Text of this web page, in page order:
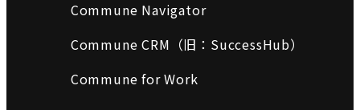
Commune Navigator
Commune CRM（旧：SuccessHub）
Commune for Work